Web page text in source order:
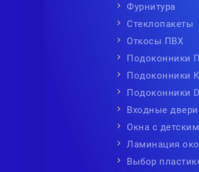
Фурнитура
Стеклопакеты
Откосы ПВХ
Подоконники
Подоконники
Подоконники
Входные
Окна с
Ламинация
Выбор